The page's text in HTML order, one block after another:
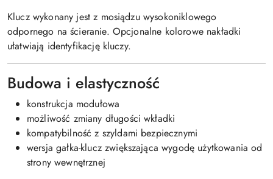
Klucz wykonany jest z mosiądzu wysokoniklowego
odpornego na ścieranie. Opcjonalne kolorowe nakładki
ułatwiają identyfikację kluczy.
Budowa i elastyczność
konstrukcja modułowa
możliwość zmiany długości wkładki
kompatybilność z szyldami bezpiecznymi
wersja gałka-klucz zwiększająca wygodę użytkowania od
strony wewnętrznej